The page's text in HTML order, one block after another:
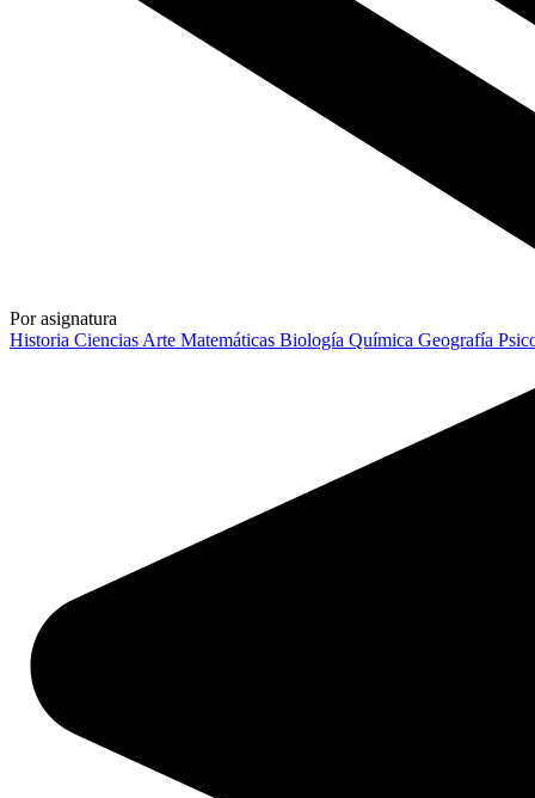
Por asignatura
Historia Ciencias Arte Matemáticas Biología Química Geografía